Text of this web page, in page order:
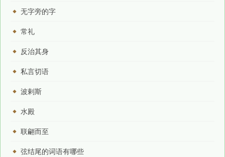
无字旁的字
常礼
反治其身
私言切语
波剌斯
水殿
联翩而至
弦结尾的词语有哪些